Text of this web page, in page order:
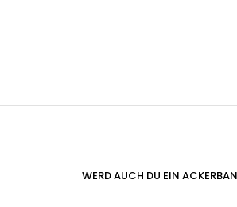
WERD AUCH DU EIN